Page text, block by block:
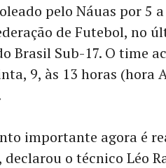
pelo Náuas por 5
de Futebol, no
Brasil Sub-17. O time
9, às 13 horas (hora
importante agora é
o técnico Léo